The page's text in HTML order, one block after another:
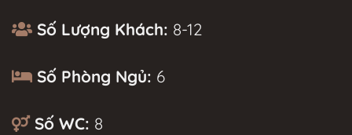
Số Lượng Khách: 8-12
Số Phòng Ngủ: 6
Số WC: 8